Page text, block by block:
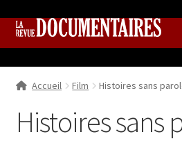
Aller
navigation
Aller
Qui sommes nous ?
Collection
Accueil Film Histoires sans
Histoires sans